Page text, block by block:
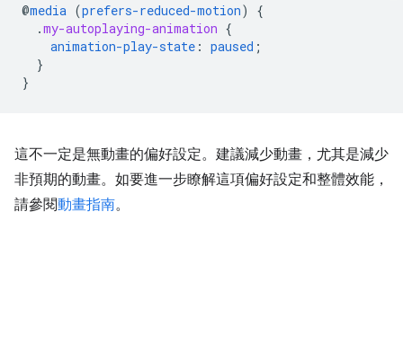
@media (prefers-reduced-motion)
{
.my-autoplaying-animation {
animation-play-state : paused ;
}
}
這不一定是無動畫的偏好設定。建議減少動畫，尤其是減少
非預期的動畫。如要進一步瞭解這項偏好設定和整體效能，
請參閱動畫指南。